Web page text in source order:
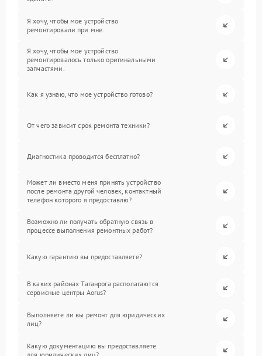
Я хочу, чтобы мое устройство
ремонтировали при мне.
Я хочу, чтобы мое устройство
ремонтировалось только оригинальными
запчастями.
Как я узнаю, что мое устройство готово?
От чего зависит срок ремонта техники?
Диагностика проводится бесплатно?
Может ли вместо меня принять устройство
после ремонта другой человек, контактный
телефон которого я предоставлю?
Возможно ли получать обратную связь в
процессе выполнения ремонтных работ?
Какую гарантию вы предоставляете?
В каких районах Таганрога располагаются
сервисные центры Aorus?
Выполняете ли вы ремонт для юридических
лиц?
Какую документацию вы предоставляете